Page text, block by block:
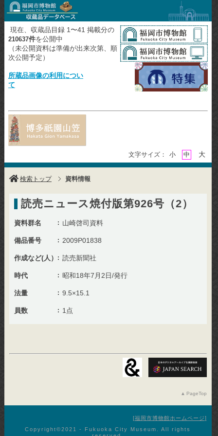
現在、収蔵品目録 1〜41 掲載分の
210637件を公開中
（未公開資料は準備が出来次第、順
次公開予定）
所蔵品画像の利用につい
て
文字サイズ： 小 中 大
検索トップ 資料情報
読売ニュース焼付版第926号（2）
資料群名 山崎啓司資料
備品番号 2009P01838
作成など(人） 読売新聞社
時代 昭和18年7月2日/発行
法量 9.5×15.1
員数 1点
PageTop
福岡市博物館ホームページ
Copyright©︎2021 - Fukuoka City Museum. All rights